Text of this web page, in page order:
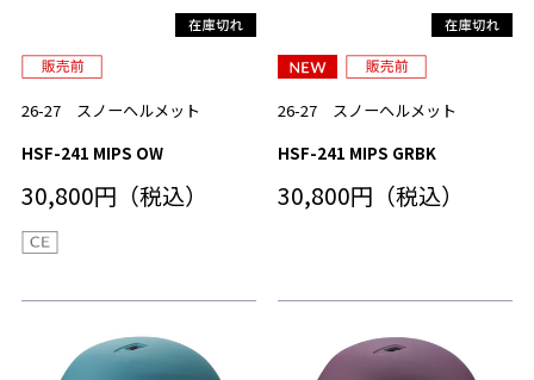
26-27 スノーヘルメット
HSF-241 MIPS OW
30,800円（税込）
26-27 スノーヘルメット
HSF-241 MIPS GRBK
30,800円（税込）